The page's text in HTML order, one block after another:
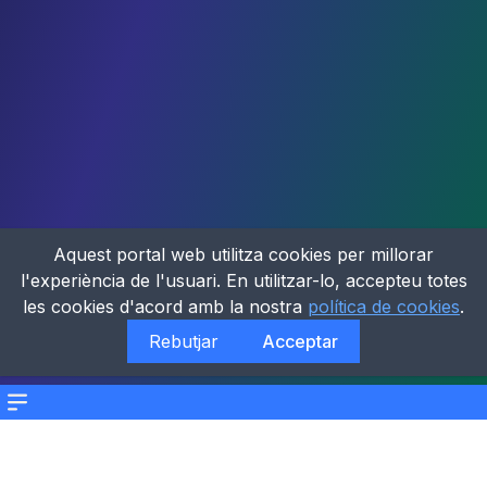
Menu
Aquest portal web utilitza cookies per millorar
l'experiència de l'usuari. En utilitzar-lo, accepteu totes
les cookies d'acord amb la nostra política de cookies.
Rebutjar
Acceptar